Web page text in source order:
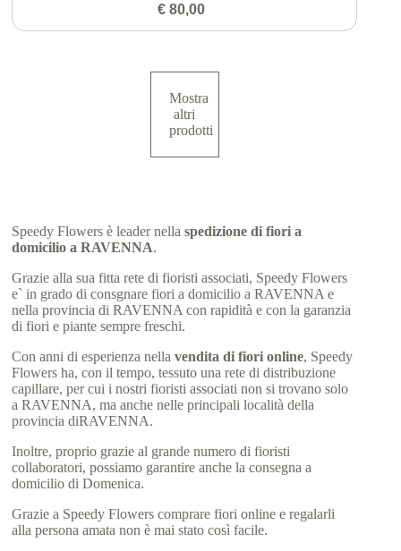
€ 80,00
Mostra
altri
prodotti
Speedy Flowers è leader nellaspedizione di fiori a
domicilio a RAVENNA.
Grazie alla sua fitta rete di fioristi associati, Speedy Flowers
e` in grado di consgnare fiori a domicilio a RAVENNA e
nella provincia di RAVENNA con rapidità e con la garanzia
di fiori e piante sempre freschi.
Con anni di esperienza nellavendita di fiori online, Speedy
Flowers ha, con il tempo, tessuto una rete di distribuzione
capillare, per cui i nostri fioristi associati non si trovano solo
a RAVENNA, ma anche nelle principali località della
provincia diRAVENNA.
Inoltre, proprio grazie al grande numero di fioristi
collaboratori, possiamo garantire anche la consegna a
domicilio di Domenica.
Grazie a Speedy Flowers comprare fiori online e regalarli
alla persona amata non è mai stato così facile.